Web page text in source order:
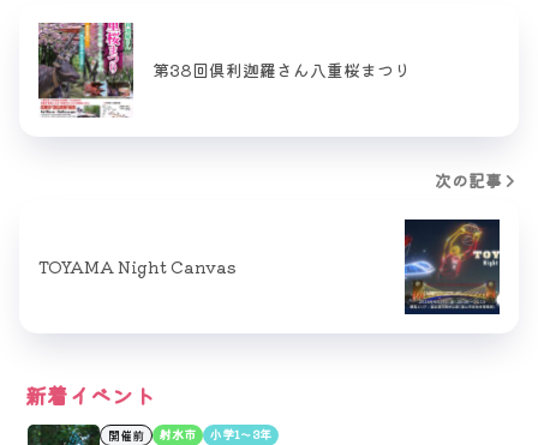
第38回倶利迦羅さん八重桜まつり
次の記事
TOYAMA Night Canvas
新着イベント
開催前 射水市 小学1〜3年